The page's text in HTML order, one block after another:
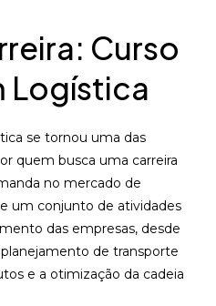
Curso
Logística
se tornou uma das
quem busca uma carreira
no mercado de
um conjunto de atividades
das empresas, desde
de transporte
e a otimização da cadeia